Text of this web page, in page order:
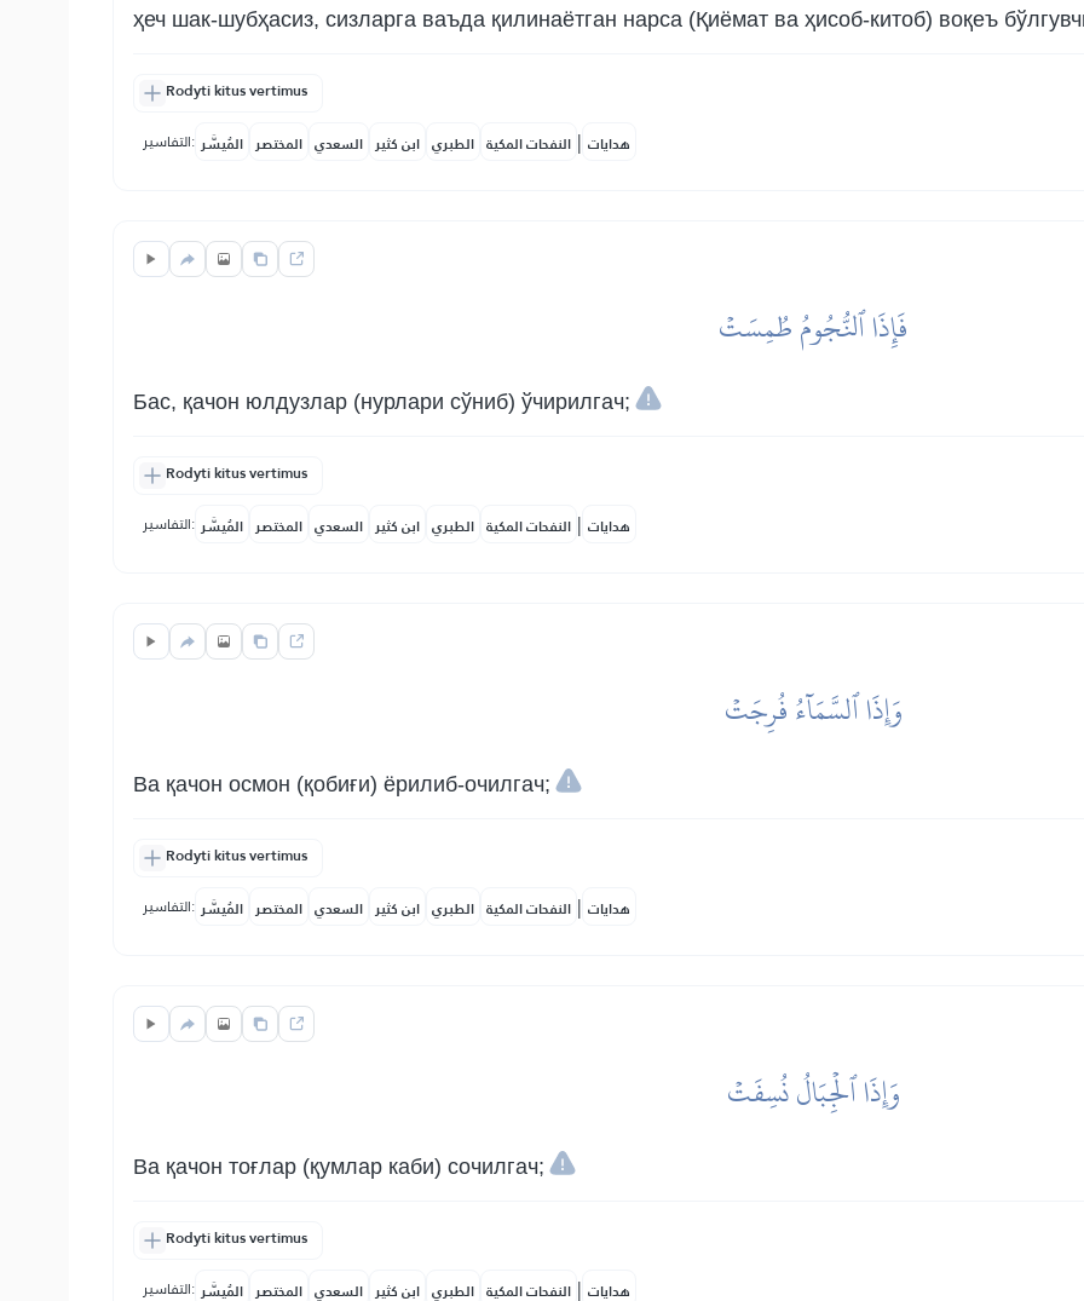
ҳеч шак-шубҳасиз, сизларга ваъда қилинаётган нарса (Қиёмат ва ҳисоб-китоб) воқеъ
Rodyti kitus vertimus
التفاسير: المُيسَّر المختصر السعدي ابن كثير الطبري النفحات المكية | هدايات
فَإِذَا ٱلنُّجُومُ طُمِسَتۡ
Бас, қачон юлдузлар (нурлари сўниб) ўчирилгач;
Rodyti kitus vertimus
التفاسير: المُيسَّر المختصر السعدي ابن كثير الطبري النفحات المكية | هدايات
وَإِذَا ٱلسَّمَآءُ فُرِجَتۡ
Ва қачон осмон (қобиғи) ёрилиб-очилгач;
Rodyti kitus vertimus
التفاسير: المُيسَّر المختصر السعدي ابن كثير الطبري النفحات المكية | هدايات
وَإِذَا ٱلۡجِبَالُ نُسِفَتۡ
Ва қачон тоғлар (қумлар каби) сочилгач;
Rodyti kitus vertimus
التفاسير: المُيسَّر المختصر السعدي ابن كثير الطبري النفحات المكية | هدايات